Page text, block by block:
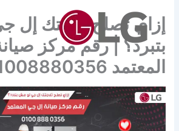
المحتوى
إزاي تصلح ثلاجتك
بتبرد؟ | رقم مركز
المعتمد 01008880356